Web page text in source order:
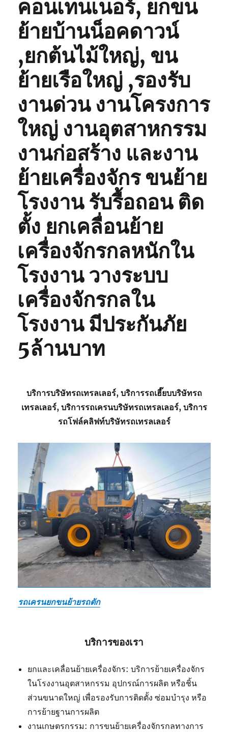
คอนเทนเนอร์, ยกขน
ย้ายบ้านน็อคดาวน์
,ยกต้นไม้ใหญ่, ขน
ย้ายเรือใหญ่ ,รองรับ
งานด่วน งานโครงการ
ใหญ่ งานอุตสาหกรรม
งานก่อสร้าง และงาน
ย้ายเครื่องจักร ขนย้าย
โรงงาน รับรื้อถอน ติด
ตั้ง ยกเคลื่อนย้าย
เครื่องจักรกลหนักใน
โรงงาน วางระบบ
เครื่องจักรกลใน
โรงงาน มีประกันภัย
5ล้านบาท
บริการบริษัทรถเทรลเลอร์, บริการรถเฮี๊ยบบริษัทรถ
เทรลเลอร์, บริการรถเครนบริษัทรถเทรลเลอร์, บริการ
รถโฟล์คลิฟท์บริษัทรถเทรลเลอร์
รถเครนยกขนย้ายรถตัก
บริการของเรา
ยกและเคลื่อนย้ายเครื่องจักร: บริการย้ายเครื่องจักร
ในโรงงานอุตสาหกรรม อุปกรณ์การผลิต หรือชิ้น
ส่วนขนาดใหญ่ เพื่อรองรับการติดตั้ง ซ่อมบำรุง หรือ
การย้ายฐานการผลิต
งานเกษตรกรรม: การขนย้ายเครื่องจักรกลทางการ